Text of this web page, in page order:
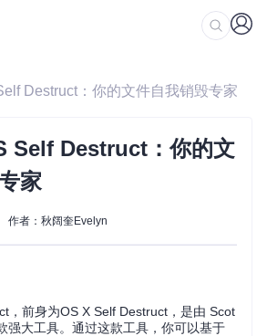
Destruct：你的文件自我销毁专家
Self Destruct：你的文
家
作者：秋阔奎Evelyn
，前身为OS X Self Destruct，是由 Scot
强大工具。通过这款工具，你可以基于